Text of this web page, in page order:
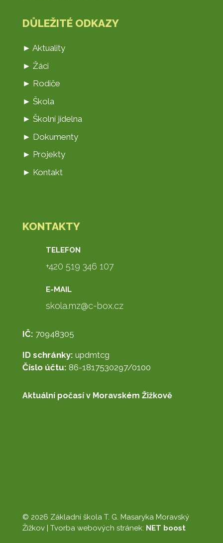
DŮLEŽITÉ ODKAZY
► Aktuality
► Žáci
► Rodiče
► Škola
► Školní jídelna
► Dokumenty
► Projekty
► Kontakt
KONTAKTY
TELEFON
+420 519 346 107
E-MAIL
skola.mz@c-box.cz
IČ: 70948305
ID schránky: updmtcg
Číslo účtu: 86-1817530297/0100
Aktuální počasí v Moravském Žižkově
© 2026 Základní škola T. G. Masaryka Moravský
Žižkov | Tvorba webových stránek: NET boost